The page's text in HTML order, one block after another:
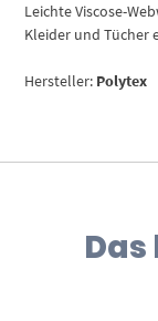
Leichte Viscose-
Kleider und Tücher
Hersteller: Polytex